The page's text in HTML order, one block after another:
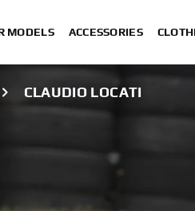
MODELS ACCESSORIES
CLAUDIO LOCATI